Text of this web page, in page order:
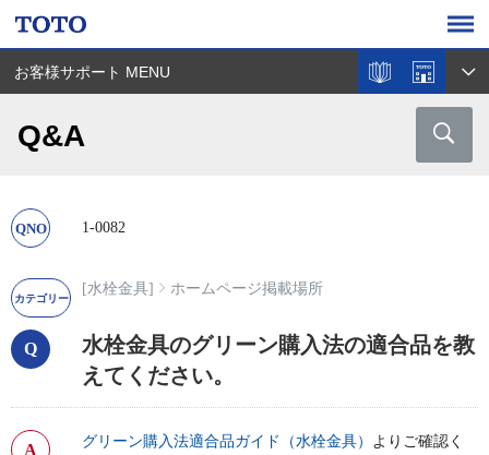
お客様サポート MENU
Q&A
1-0082
[水栓金具] ホームページ掲載場所
水栓金具のグリーン購入法の適合品を教
えてください。
グリーン購入法適合品ガイド（水栓金具） よりご確認く